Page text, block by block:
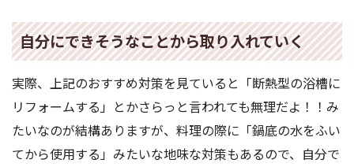
自分にできそうなことから取り入れていく
実際、上記のおすすめ対策を見ていると「断熱型の浴槽に
リフォームする」とかさらっと言われても無理だよ！！み
たいなのが結構ありますが、料理の際に「鍋底の水をふい
てから使用する」みたいな地味な対策もあるので、自分で